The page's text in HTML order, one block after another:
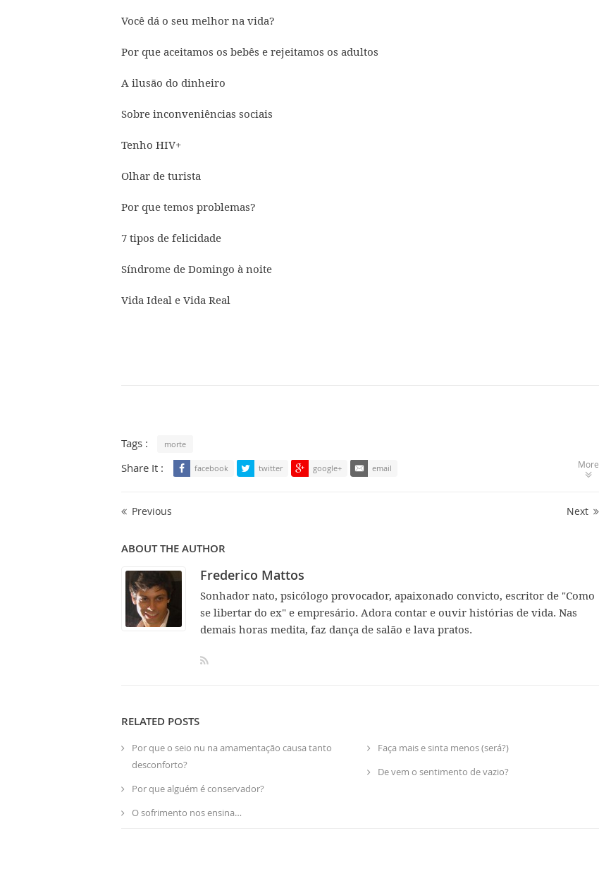
Você dá o seu melhor na vida?
Por que aceitamos os bebês e rejeitamos os adultos
A ilusão do dinheiro
Sobre inconveniências sociais
Tenho HIV+
Olhar de turista
Por que temos problemas?
7 tipos de felicidade
Síndrome de Domingo à noite
Vida Ideal e Vida Real
Tags : morte
Share It : facebook twitter google+ email More
Previous Next
ABOUT THE AUTHOR
Frederico Mattos
Sonhador nato, psicólogo provocador, apaixonado convicto, escritor de "Como
se libertar do ex" e empresário. Adora contar e ouvir histórias de vida. Nas
demais horas medita, faz dança de salão e lava pratos.
RELATED POSTS
Por que o seio nu na amamentação causa tanto
desconforto?
Por que alguém é conservador?
O sofrimento nos ensina…
Faça mais e sinta menos (será?)
De vem o sentimento de vazio?